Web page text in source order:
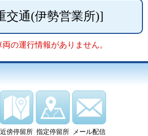
交通(伊勢営業所)]
の運行情報がありません。
近傍停留所 指定停留所 メール配信